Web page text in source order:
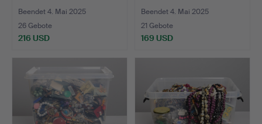
Beendet 4. Mai 2025
26 Gebote
216 USD
Beendet 4. Mai 2025
21 Gebote
169 USD